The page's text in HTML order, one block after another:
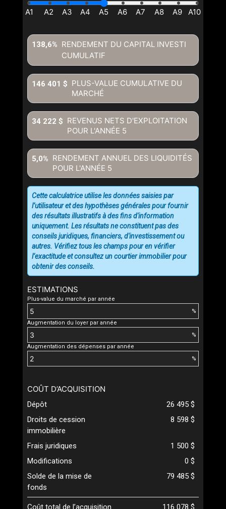
RENDEMENT DU CAPITAL INVESTI
CUMULATIF
138,6%
PLUS-VALUE CUMULATIVE DU
MARCHÉ
146 401 $
REVENUS NETS D'EXPLOITATION
POUR L'ANNÉE 5
34 222 $
RENDEMENT ANNUEL DES LIQUIDITÉS
POUR L'ANNÉE 5
5,0%
ESTIMATIONS
Plus-value du marché par année
%
Augmentation du loyer par année
%
Augmentation des dépenses par année
%
Cette calculatrice utilise les données saisies par
l’utilisateur et des hypothèses générales pour fournir
des résultats illustratifs à des fins d'information
uniquement. Les résultats ne constituent pas des
conseils juridiques, financiers, d'investissement ou
autres. Vérifiez tous les champs pour en vérifier
l’exactitude et consultez un courtier immobilier pour
obtenir des conseils.
COÛT D’ACQUISITION
Dépôt
26 495 $
Droits de cession
immobilière
8 598 $
Frais juridiques
1 500 $
Modifications
0 $
Solde de la mise de
fonds
79 485 $
Coût total de l’acquisition 116 078 $